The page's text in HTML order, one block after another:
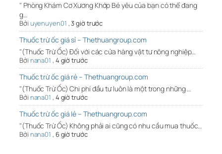
" Phòng Khám Cơ Xương Khớp Bé yêu của bạn có thể đang
g…
Bởi uyenuyen01 ,3 giờ trước
Thuốc trừ ốc giá sỉ – Thethuangroup.com
"(Thuốc Trừ Ốc) Đối với các cửa hàng vật tư nông nghiệp…
Bởi nana01 , 4 giờ trước
Thuốc trừ ốc giá rẻ – Thethuangroup.com
"(Thuốc Trừ Ốc) Chi phí đầu tư luôn là một trong những …
Bởi nana01 , 4 giờ trước
Thuốc trừ ốc giá lẻ – Thethuangroup.com
"(Thuốc Trừ Ốc) Không phải ai cũng có nhu cầu mua thuốc…
Bởi nana01 , 6 giờ trước